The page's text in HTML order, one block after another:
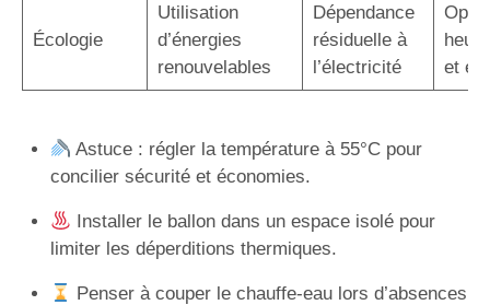
Écologie
Utilisation
d’énergies
renouvelables
Dépendance
résiduelle à
l’électricité
et
Astuce : régler la température à 55°C pour
concilier sécurité et économies.
Installer le ballon dans un espace isolé pour
limiter les déperditions thermiques.
Penser à couper le chauffe-eau lors d’absences